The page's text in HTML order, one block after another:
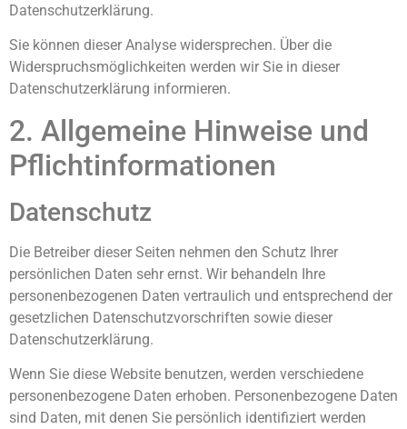
Datenschutzerklärung.
Sie können dieser Analyse widersprechen. Über die
Widerspruchsmöglichkeiten werden wir Sie in dieser
Datenschutzerklärung informieren.
2. Allgemeine Hinweise und
Pflichtinformationen
Datenschutz
Die Betreiber dieser Seiten nehmen den Schutz Ihrer
persönlichen Daten sehr ernst. Wir behandeln Ihre
personenbezogenen Daten vertraulich und entsprechend der
gesetzlichen Datenschutzvorschriften sowie dieser
Datenschutzerklärung.
Wenn Sie diese Website benutzen, werden verschiedene
personenbezogene Daten erhoben. Personenbezogene Daten
sind Daten, mit denen Sie persönlich identifiziert werden